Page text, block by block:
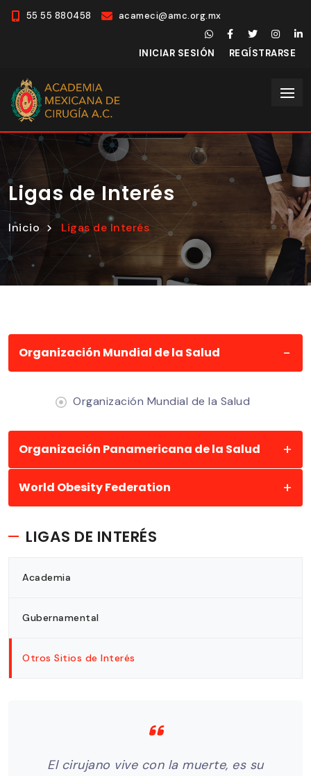
55 55 880458 acameci@amc.org.mx
INICIAR SESIÓN REGÍSTRARSE
Ligas de Interés
Inicio Ligas de Interés
LIGAS DE INTERÉS
Academia
Gubernamental
Otros Sitios de Interés
El cirujano vive con la muerte, es su
Organización Mundial de la Salud
Organización Mundial de la Salud
Organización Panamericana de la Salud
World Obesity Federation